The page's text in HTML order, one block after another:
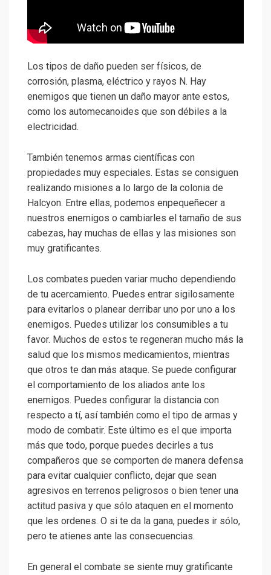
Los tipos de daño pueden ser físicos, de
corrosión, plasma, eléctrico y rayos N. Hay
enemigos que tienen un daño mayor ante estos,
como los automecanoides que son débiles a la
electricidad.
También tenemos armas científicas con
propiedades muy especiales. Estas se consiguen
realizando misiones a lo largo de la colonia de
Halcyon. Entre ellas, podemos enpequeñecer a
nuestros enemigos o cambiarles el tamaño de sus
cabezas, hay muchas de ellas y las misiones son
muy gratificantes.
Los combates pueden variar mucho dependiendo
de tu acercamiento. Puedes entrar sigilosamente
para evitarlos o planear derribar uno por uno a los
enemigos. Puedes utilizar los consumibles a tu
favor. Muchos de estos te regeneran mucho más la
salud que los mismos medicamientos, mientras
que otros te dan más ataque. Se puede configurar
el comportamiento de los aliados ante los
enemigos. Puedes configurar la distancia con
respecto a tí, así también como el tipo de armas y
modo de combatir. Este último es el que importa
más que todo, porque puedes decirles a tus
compañeros que se comporten de manera defensa
para evitar cualquier conflicto, dejar que sean
agresivos en terrenos peligrosos o bien tener una
actitud pasiva y que sólo ataquen en el momento
que les ordenes. O si te da la gana, puedes ir sólo,
pero te atienes ante las consecuencias.
En general el combate se siente muy gratificante